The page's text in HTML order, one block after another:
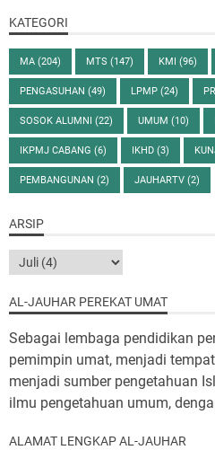
KATEGORI
MA (204) MTS (147) KMI (96)
PENGASUHAN (49) LPMP (24)
SOSOK ALUMNI (22) UMUM (10)
IKPMJ CABANG (6) IKHD (3)
PEMBANGUNAN (2) JAUHARTV (2)
ARSIP
AL-JAUHAR PEREKAT UMAT
Sebagai lembaga pendidikan
pemimpin umat, menjadi
menjadi sumber pengetahuan
ilmu pengetahuan umum,
ALAMAT LENGKAP AL-JAUHAR